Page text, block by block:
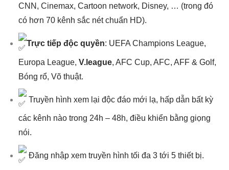
CNN, Cinemax, Cartoon network, Disney, … (trong đó
có hơn 70 kênh sắc nét chuẩn HD).
Trực tiếp độc quyền: UEFA Champions League,
Europa League, V.league, AFC Cup, AFC, AFF & Golf,
Bóng rổ, Võ thuật.
Truyền hình xem lại độc đáo mới lạ, hấp dẫn bất kỳ
các kênh nào trong 24h – 48h, điều khiển bằng giọng
nói.
Đăng nhập xem truyền hình tối đa 3 tới 5 thiết bị.